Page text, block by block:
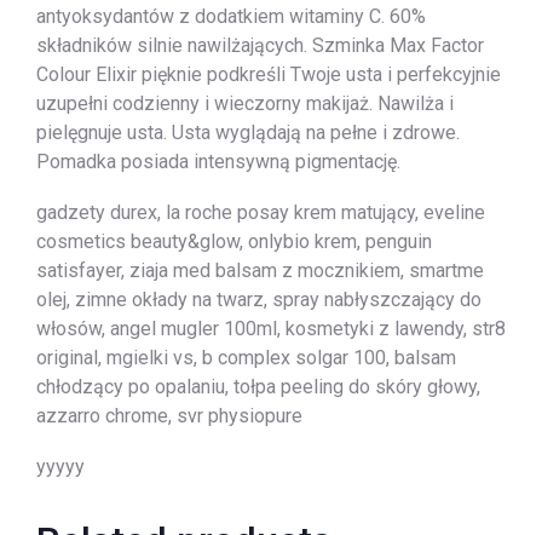
antyoksydantów z dodatkiem witaminy C. 60%
składników silnie nawilżających. Szminka Max Factor
Colour Elixir pięknie podkreśli Twoje usta i perfekcyjnie
uzupełni codzienny i wieczorny makijaż. Nawilża i
pielęgnuje usta. Usta wyglądają na pełne i zdrowe.
Pomadka posiada intensywną pigmentację.
gadzety durex, la roche posay krem matujący, eveline
cosmetics beauty&glow, onlybio krem, penguin
satisfayer, ziaja med balsam z mocznikiem, smartme
olej, zimne okłady na twarz, spray nabłyszczający do
włosów, angel mugler 100ml, kosmetyki z lawendy, str8
original, mgielki vs, b complex solgar 100, balsam
chłodzący po opalaniu, tołpa peeling do skóry głowy,
azzarro chrome, svr physiopure
yyyyy